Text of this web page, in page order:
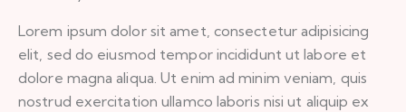
Lorem ipsum dolor sit amet, consectetur adipisicing
elit, sed do eiusmod tempor incididunt ut labore et
dolore magna aliqua. Ut enim ad minim veniam, quis
nostrud exercitation ullamco laboris nisi ut aliquip ex